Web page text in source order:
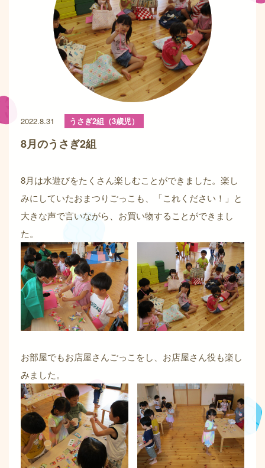
2022.8.31 うさぎ2組（3歳児）
8月のうさぎ2組
8月は水遊びをたくさん楽しむことができました。楽し
みにしていたおまつりごっこも、「これください！」と
大きな声で言いながら、お買い物することができまし
た。
お部屋でもお店屋さんごっこをし、お店屋さん役も楽し
みました。